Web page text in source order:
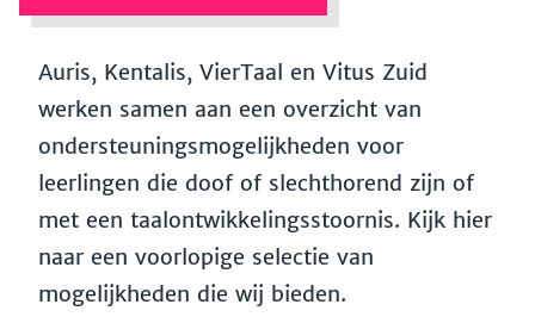
Auris, Kentalis, VierTaal en Vitus Zuid
werken samen aan een overzicht van
ondersteuningsmogelijkheden voor
leerlingen die doof of slechthorend zijn of
met een taalontwikkelingsstoornis. Kijk hier
naar een voorlopige selectie van
mogelijkheden die wij bieden.